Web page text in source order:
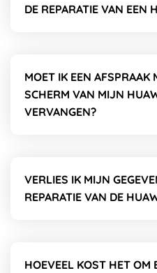
DE REPARATIE VAN EEN
MOET IK EEN AFSPRAAK
SCHERM VAN MIJN
VERVANGEN?
VERLIES IK MIJN
REPARATIE VAN DE
HOEVEEL KOST HET OM